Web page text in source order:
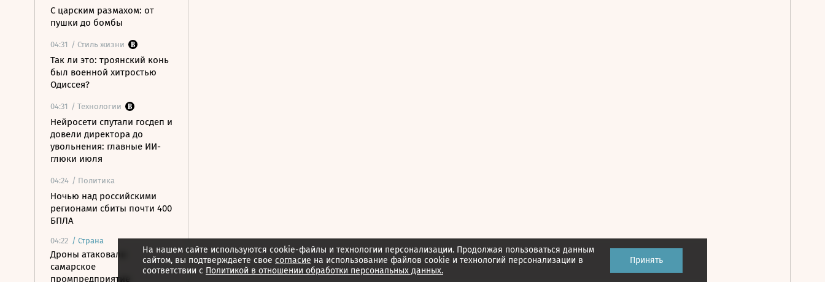
С царским размахом: от
пушки до бомбы
04:31 / Стиль жизни
Так ли это: троянский конь
был военной хитростью
Одиссея?
04:31 / Технологии
Нейросети спутали госдеп и
довели директора до
увольнения: главные ИИ-
глюки июля
04:24 / Политика
Ночью над российскими
регионами сбиты почти 400
БПЛА
04:22 / Страна
Дроны атаковали
самарское
промпредприятие
На нашем сайте используются cookie-файлы и технологии персонализации. Продолжая пользоваться данным
сайтом, вы подтверждаете свое согласие на использование файлов cookie и технологий персонализации в
соответствии с Политикой в отношении обработки персональных данных.
Принять